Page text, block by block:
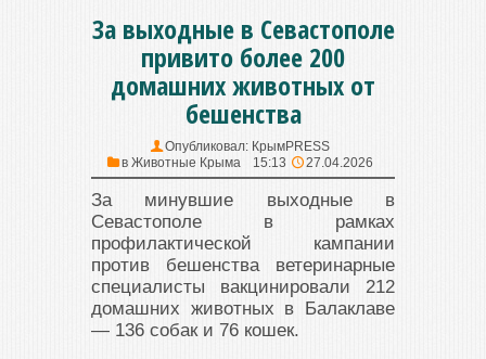
За выходные в Севастополе
привито более 200
домашних животных от
бешенства
Опубликовал: КрымPRESS
в Животные Крыма 15:13 27.04.2026
За минувшие выходные в
Севастополе в рамках
профилактической кампании
против бешенства ветеринарные
специалисты вакцинировали 212
домашних животных в Балаклаве
— 136 собак и 76 кошек.